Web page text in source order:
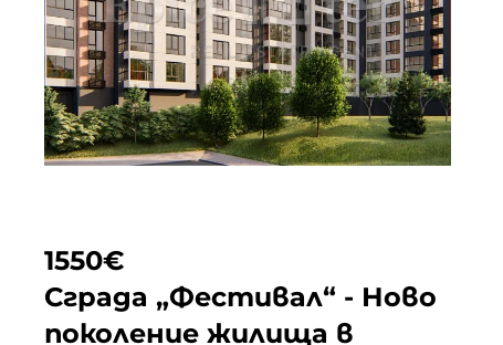
href="https://epicenter.estate/epicenter-
edition/">Continued</a>
1550€
Сграда „Фестивал“ - Ново
поколение жилища в